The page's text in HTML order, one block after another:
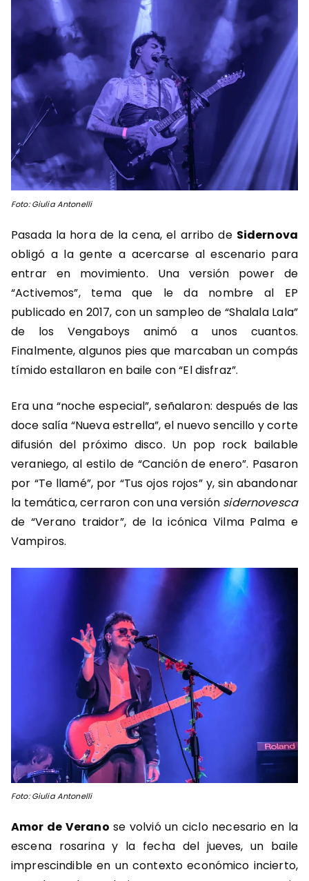
Foto: Giulia Antonelli
Pasada la hora de la cena, el arribo de Sidernova
obligó a la gente a acercarse al escenario para
entrar en movimiento. Una versión power de
“Activemos”, tema que le da nombre al EP
publicado en 2017, con un sampleo de “Shalala Lala”
de los Vengaboys animó a unos cuantos.
Finalmente, algunos pies que marcaban un compás
tímido estallaron en baile con “El disfraz”.
Era una “noche especial”, señalaron: después de las
doce salía “Nueva estrella”, el nuevo sencillo y corte
difusión del próximo disco. Un pop rock bailable
veraniego, al estilo de “Canción de enero”. Pasaron
por “Te llamé”, por “Tus ojos rojos” y, sin abandonar
la temática, cerraron con una versión sidernovesca
de “Verano traidor”, de la icónica Vilma Palma e
Vampiros.
Foto: Giulia Antonelli
Amor de Verano se volvió un ciclo necesario en la
escena rosarina y la fecha del jueves, un baile
imprescindible en un contexto económico incierto,